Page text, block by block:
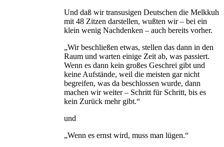
Und daß wir transusigen Deutschen die Melkkuh
mit 48 Zitzen darstellen, wußten wir – bei ein
klein wenig Nachdenken – auch bereits vorher.
„Wir beschließen etwas, stellen das dann in den
Raum und warten einige Zeit ab, was passiert.
Wenn es dann kein großes Geschrei gibt und
keine Aufstände, weil die meisten gar nicht
begreifen, was da beschlossen wurde, dann
machen wir weiter – Schritt für Schritt, bis es
kein Zurück mehr gibt.“
und
„Wenn es ernst wird, muss man lügen.“